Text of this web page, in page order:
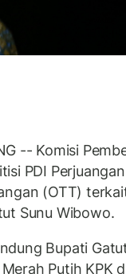
-- Komisi
PDI
(OTT)
Sunu Wibowo.
Bupati
Putih KPK